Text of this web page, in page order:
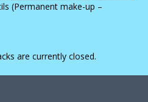
(Permanent make-up –
are currently closed.